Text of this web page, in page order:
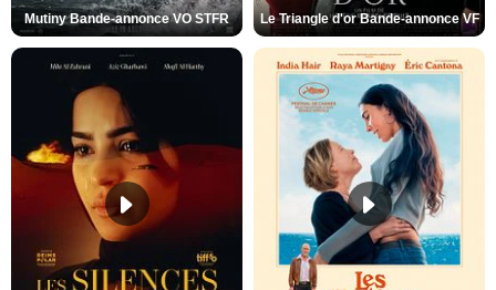
Mutiny Bande-annonce VO STFR Le Triangle d'or Bande-annonce VF